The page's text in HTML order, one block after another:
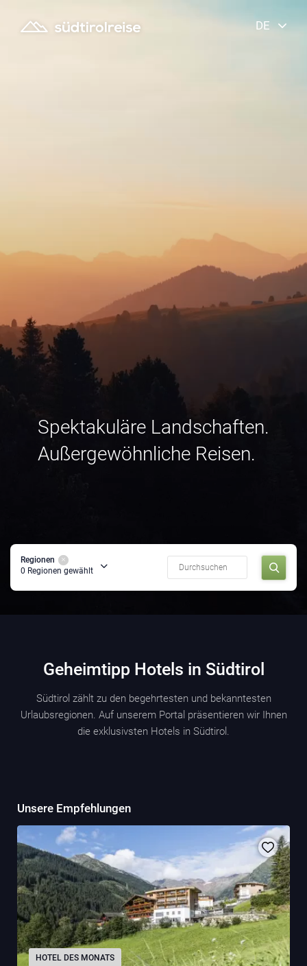
Spektakuläre Landschaften.
Außergewöhnliche Reisen.
Regionen
0 Regionen gewählt
Geheimtipp Hotels in Südtirol
Südtirol zählt zu den begehrtesten und bekanntesten
Urlaubsregionen. Auf unserem Portal präsentieren wir Ihnen
die exklusivsten Hotels in Südtirol.
Unsere Empfehlungen
HOTEL DES MONATS